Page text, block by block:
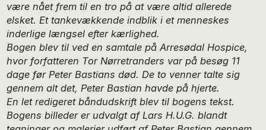
være nået frem til en tro på at være altid allerede
elsket. Et tankevækkende indblik i et menneskes
inderlige længsel efter kærlighed.
Bogen blev til ved en samtale på Arresødal Hospice,
hvor forfatteren Tor Nørretranders var på besøg 11
dage før Peter Bastians død. De to venner talte sig
gennem alt det, Peter Bastian havde på hjerte.
En let redigeret båndudskrift blev til bogens tekst.
Bogens billeder er udvalgt af Lars H.U.G. blandt